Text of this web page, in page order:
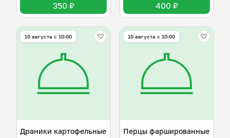
350 ₽ 400 ₽
10 августа с 10:00
Драники картофельные
10 августа с 10:00
Перцы фаршированные